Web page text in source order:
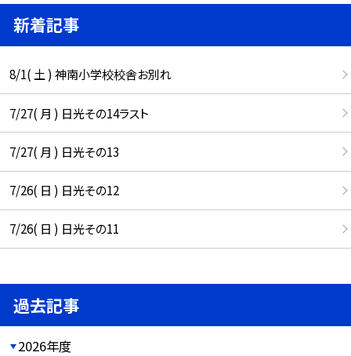
新着記事
8/1( 土 ) 神南小学校校舎お別れ
7/27( 月 ) 日光その14ラスト
7/27( 月 ) 日光その13
7/26( 日 ) 日光その12
7/26( 日 ) 日光その11
過去記事
2026年度